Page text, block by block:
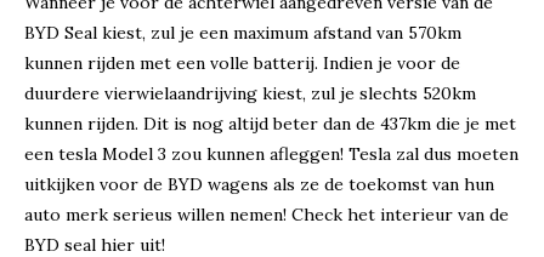
BYD Seal kiest, zul je een maximum afstand van 570km
kunnen rijden met een volle batterij. Indien je voor de
duurdere vierwielaandrijving kiest, zul je slechts 520km
kunnen rijden. Dit is nog altijd beter dan de 437km die je met
een tesla Model 3 zou kunnen afleggen! Tesla zal dus moeten
uitkijken voor de BYD wagens als ze de toekomst van hun
auto merk serieus willen nemen! Check het interieur van de
BYD seal hier uit!